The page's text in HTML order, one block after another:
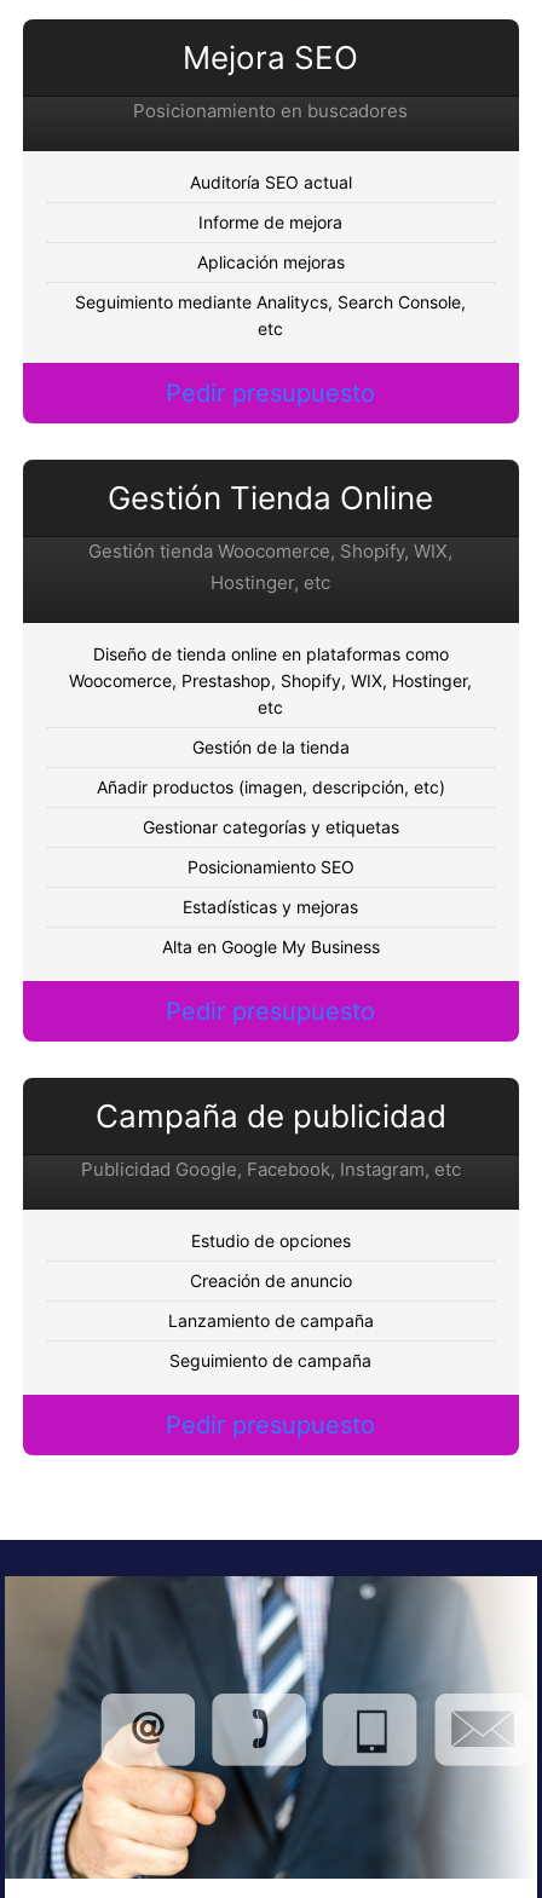
Mejora SEO
Posicionamiento en buscadores
Auditoría SEO actual
Informe de mejora
Aplicación mejoras
Seguimiento mediante Analitycs, Search Console,
etc
Pedir presupuesto
Gestión Tienda Online
Gestión tienda Woocomerce, Shopify, WIX,
Hostinger, etc
Diseño de tienda online en plataformas como
Woocomerce, Prestashop, Shopify, WIX, Hostinger,
etc
Gestión de la tienda
Añadir productos (imagen, descripción, etc)
Gestionar categorías y etiquetas
Posicionamiento SEO
Estadísticas y mejoras
Alta en Google My Business
Pedir presupuesto
Campaña de publicidad
Publicidad Google, Facebook, Instagram, etc
Estudio de opciones
Creación de anuncio
Lanzamiento de campaña
Seguimiento de campaña
Pedir presupuesto